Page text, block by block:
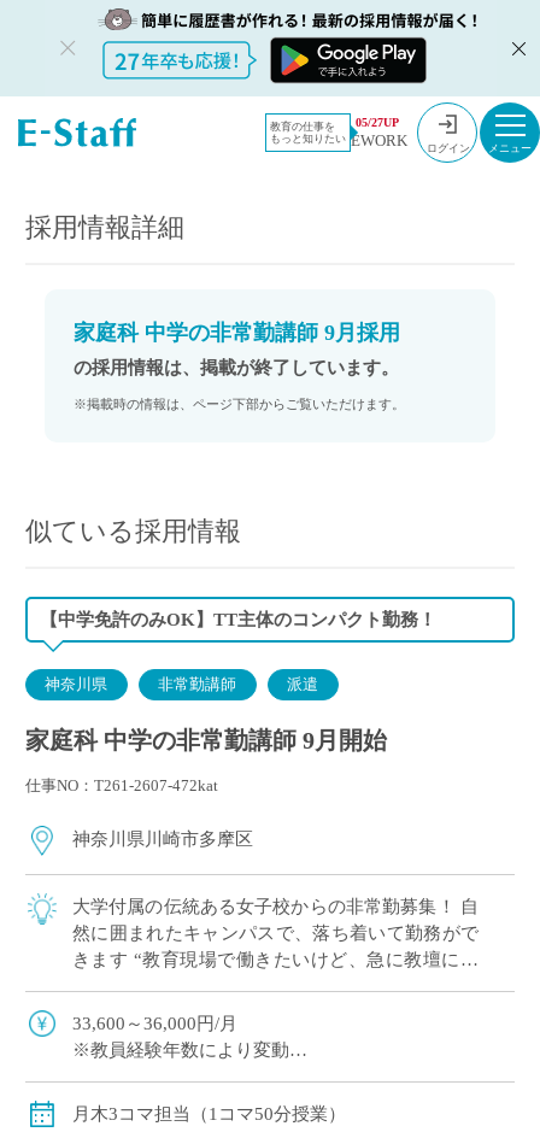
教育の仕事を
もっと知りたい
05/27UP
EWORK ログイン
教員採用情
報のイー・
採用情報
家庭科 中学の非常勤講師 9月採用
採用情報詳細
家庭科 中学の非常勤講師 9月採用
の採用情報は、掲載が終了しています。
※掲載時の情報は、ページ下部からご覧いただけます。
似ている採用情報
【中学免許のみOK】TT主体のコンパクト勤務！
神奈川県 非常勤講師 派遣
家庭科 中学の非常勤講師 9月開始
仕事NO：T261-2607-472kat
神奈川県川崎市多摩区
大学付属の伝統ある女子校からの非常勤募集！ 自
然に囲まれたキャンパスで、落ち着いて勤務がで
きます “教育現場で働きたいけど、急に教壇に立
〈担当詳細〉 ・ […]
33,600～36,000円/月
※教員経験年数により変動
月木3コマ担当（1コマ50分授業）